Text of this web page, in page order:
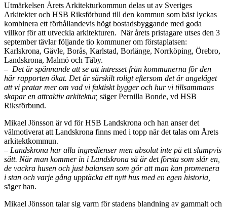
Utmärkelsen Årets Arkitekturkommun delas ut av Sveriges
Arkitekter och HSB Riksförbund till den kommun som bäst lyckas
kombinera ett förhållandevis högt bostadsbyggande med goda
villkor för att utveckla arkitekturen. När årets pristagare utses den 3
september tävlar följande tio kommuner om förstaplatsen:
Karlskrona, Gävle, Borås, Karlstad, Borlänge, Norrköping, Örebro,
Landskrona, Malmö och Täby.
– Det är spännande att se att intresset från kommunerna för den
här rapporten ökat. Det är särskilt roligt eftersom det är angeläget
att vi pratar mer om vad vi faktiskt bygger och hur vi tillsammans
skapar en attraktiv arkitektur, säger Pernilla Bonde, vd HSB
Riksförbund.
Mikael Jönsson är vd för HSB Landskrona och han anser det
välmotiverat att Landskrona finns med i topp när det talas om Årets
arkitektkommun.
– Landskrona har alla ingredienser men absolut inte på ett slumpvis
sätt. När man kommer in i Landskrona så är det första som slår en,
de vackra husen och just balansen som gör att man kan promenera
i stan och varje gång upptäcka ett nytt hus med en egen historia,
säger han.
Mikael Jönsson talar sig varm för stadens blandning av gammalt och